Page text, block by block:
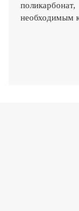
необходимым